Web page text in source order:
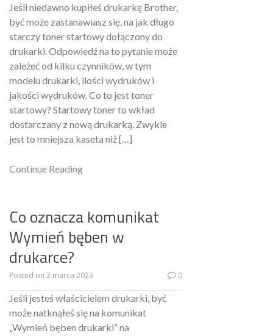
Jeśli niedawno kupiłeś drukarkę Brother,
być może zastanawiasz się, na jak długo
starczy toner startowy dołączony do
drukarki. Odpowiedź na to pytanie może
zależeć od kilku czynników, w tym
modelu drukarki, ilości wydruków i
jakości wydruków. Co to jest toner
startowy? Startowy toner to wkład
dostarczany z nową drukarką. Zwykle
jest to mniejsza kaseta niż […]
Continue Reading
Co oznacza komunikat
Wymień bęben w
drukarce?
Posted on 2 marca 2023 0
Jeśli jesteś właścicielem drukarki, być
może natknąłeś się na komunikat
„Wymień bęben drukarki” na